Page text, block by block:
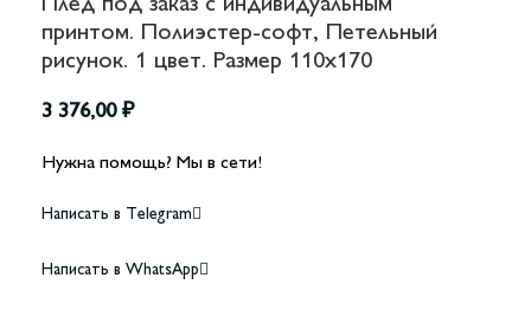
Плед под заказ с индивидуальным
принтом. Полиэстер-софт, Петельный
рисунок. 1 цвет. Размер 110х170
3 376,00 ₽
Нужна помощь? Мы в сети!
Написать в Telegram
Написать в WhatsApp